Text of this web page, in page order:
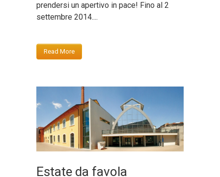
prendersi un apertivo in pace! Fino al 2
settembre 2014....
Read More
Estate da favola